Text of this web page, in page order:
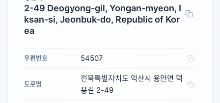
2-49 Deogyong-gil, Yongan-myeon, I
ksan-si, Jeonbuk-do, Republic of Kor
ea
우편번호 54507
도로명
전북특별자치도 익산시 용안면 덕
용길 2-49